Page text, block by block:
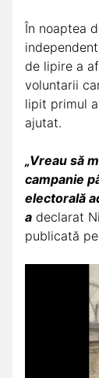
În noaptea
de lipire a
voluntarii
lipit primul
ajutat.
„Vreau să
campanie
electorală
a declarat
publicată